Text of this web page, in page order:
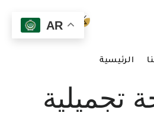
الرئيسية
تجميلية
AR